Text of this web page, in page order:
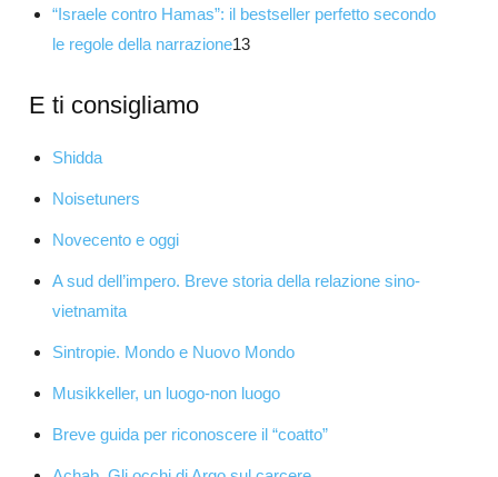
“Israele contro Hamas”: il bestseller perfetto secondo
le regole della narrazione13
E ti consigliamo
Shidda
Noisetuners
Novecento e oggi
A sud dell’impero. Breve storia della relazione sino-
vietnamita
Sintropie. Mondo e Nuovo Mondo
Musikkeller, un luogo-non luogo
Breve guida per riconoscere il “coatto”